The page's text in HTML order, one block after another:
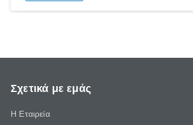
Σχετικά με εμάς
Η Εταιρεία